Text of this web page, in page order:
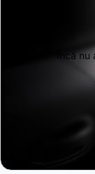
Încă